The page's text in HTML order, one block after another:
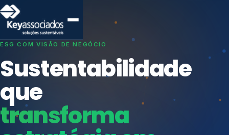
SISTEMAS DE GESTÃO OTIMIZADOS E INTEGRADOS
Conformidade que
protege seu
negócio.
Índices de Mercado